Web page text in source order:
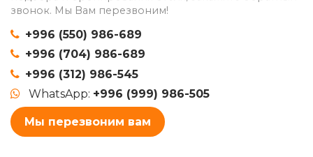
звонок. Мы Вам перезвоним!
+996 (550) 986-689
+996 (704) 986-689
+996 (312) 986-545
WhatsApp: +996 (999) 986-505
Мы перезвоним вам